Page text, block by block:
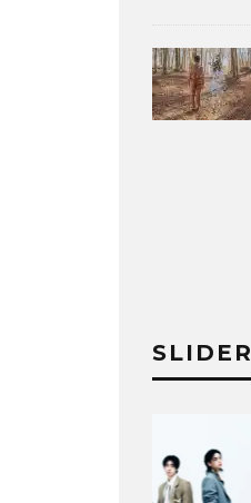
SLIDER